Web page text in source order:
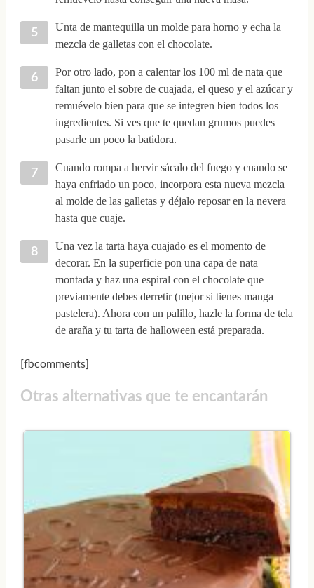
Unta de mantequilla un molde para horno y echa la
mezcla de galletas con el chocolate.
Por otro lado, pon a calentar los 100 ml de nata que
faltan junto el sobre de cuajada, el queso y el azúcar y
remuévelo bien para que se integren bien todos los
ingredientes. Si ves que te quedan grumos puedes
pasarle un poco la batidora.
Cuando rompa a hervir sácalo del fuego y cuando se
haya enfriado un poco, incorpora esta nueva mezcla
al molde de las galletas y déjalo reposar en la nevera
hasta que cuaje.
Una vez la tarta haya cuajado es el momento de
decorar. En la superficie pon una capa de nata
montada y haz una espiral con el chocolate que
previamente debes derretir (mejor si tienes manga
pastelera). Ahora con un palillo, hazle la forma de tela
de araña y tu tarta de halloween está preparada.
[fbcomments]
Otras alternativas que te encantarán